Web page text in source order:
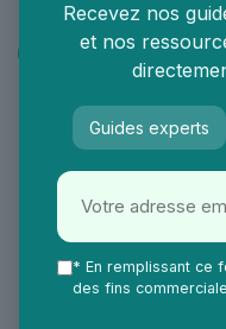
Portrait et interview
INTERVIEW
d'un
photographe
Bonjour Romain,
raconter
Recevez nos
et nos
Guides experts
* En remplissant ce
des fins